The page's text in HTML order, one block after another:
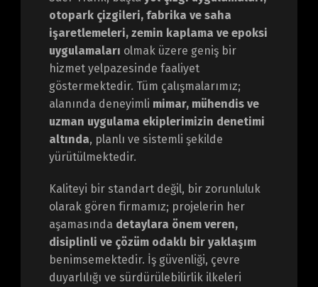
otopark çizgileri, fabrika ve saha
işaretlemeleri, zemin kaplama ve epoksi
uygulamaları olmak üzere geniş bir
hizmet yelpazesinde faaliyet
göstermektedir. Tüm çalışmalarımız;
alanında deneyimli mimar, mühendis ve
uzman uygulama ekiplerimizin denetimi
altında, planlı ve sistemli şekilde
yürütülmektedir.
Kaliteyi bir standart değil, bir zorunluluk
olarak gören firmamız; projelerin her
aşamasında detaylara önem veren,
disiplinli ve çözüm odaklı bir yaklaşım
benimsemektedir. İş güvenliği, çevre
duyarlılığı ve sürdürülebilirlik ilkeleri